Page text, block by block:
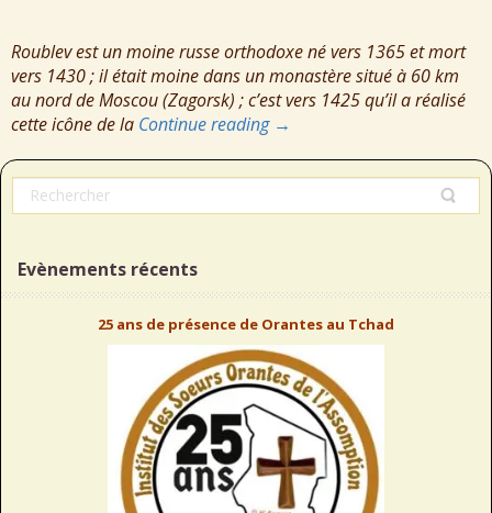
Roublev est un moine russe orthodoxe né vers 1365 et mort
vers 1430 ; il était moine dans un monastère situé à 60 km
au nord de Moscou (Zagorsk) ; c’est vers 1425 qu’il a réalisé
cette icône de la Continue reading →
Evènements récents
25 ans de présence de Orantes au Tchad